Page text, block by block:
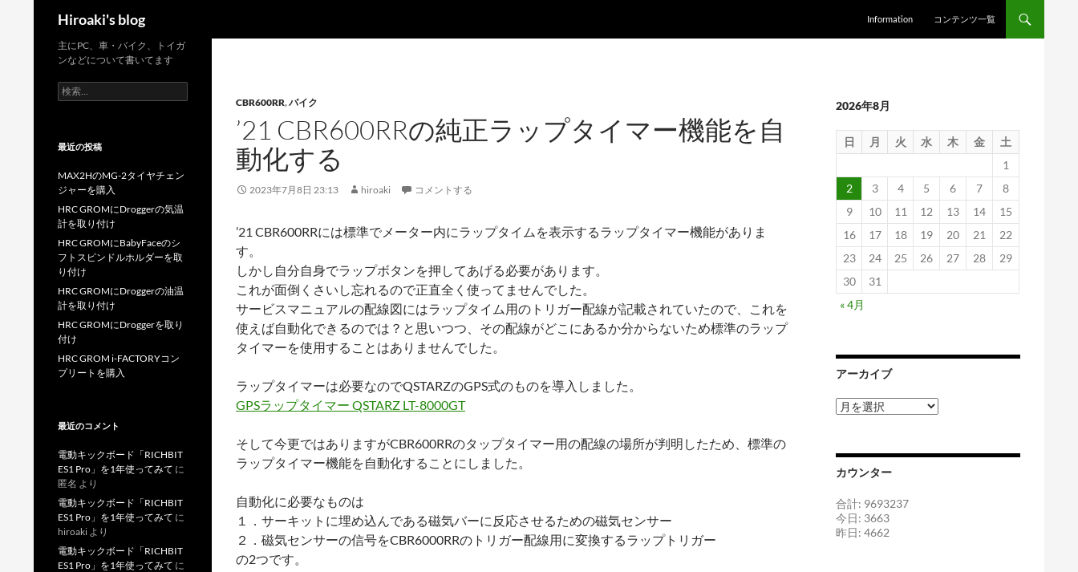
Hiroaki's blog Information コンテンツ一覧
CBR600RR,バイク
’21 CBR600RRの純正ラップタイマー機能を自
動化する
2023年7月8日 23:13 hiroaki コメントする
’21 CBR600RRには標準でメーター内にラップタイムを表示するラップタイマー機能がありま
す。
しかし自分自身でラップボタンを押してあげる必要があります。
これが面倒くさいし忘れるので正直全く使ってませんでした。
サービスマニュアルの配線図にはラップタイム用のトリガー配線が記載されていたので、これを
使えば自動化できるのでは？と思いつつ、その配線がどこにあるか分からないため標準のラップ
タイマーを使用することはありませんでした。
ラップタイマーは必要なのでQSTARZのGPS式のものを導入しました。
GPSラップタイマー QSTARZ LT-8000GT
そして今更ではありますがCBR600RRのタップタイマー用の配線の場所が判明したため、標準の
ラップタイマー機能を自動化することにしました。
自動化に必要なものは
１．サーキットに埋め込んである磁気バーに反応させるための磁気センサー
２．磁気センサーの信号をCBR6000RRのトリガー配線用に変換するラップトリガー
の2つです。
2026年8月
日 月 火 水 木 金
土
1
2
3 4 5 6 7
8
9
10 11 12 13 14
15
16
17 18 19 20 21
22
23
24 25 26 27 28
29
30
31
« 4月
アーカイブ
ア
ー
ブ
カウンター
合計: 9693237
今日: 3663
昨日: 4662
主にPC、車・バイク、トイガ
ンなどについて書いてます
検
索:
最近の投稿
MAX2HのMG-2タイヤチェン
ジャーを購入
HRC GROMにDroggerの気温
計を取り付け
HRC GROMにBabyFaceのシ
フトスピンドルホルダーを取
り付け
HRC GROMにDroggerの油温
計を取り付け
HRC GROMにDroggerを取り
付け
HRC GROM i-FACTORYコン
プリートを購入
最近のコメント
電動キックボード「RICHBIT
ES1 Pro」を1年使ってみて に
匿名 より
電動キックボード「RICHBIT
ES1 Pro」を1年使ってみて に
hiroaki より
電動キックボード「RICHBIT
ES1 Pro」を1年使ってみて に